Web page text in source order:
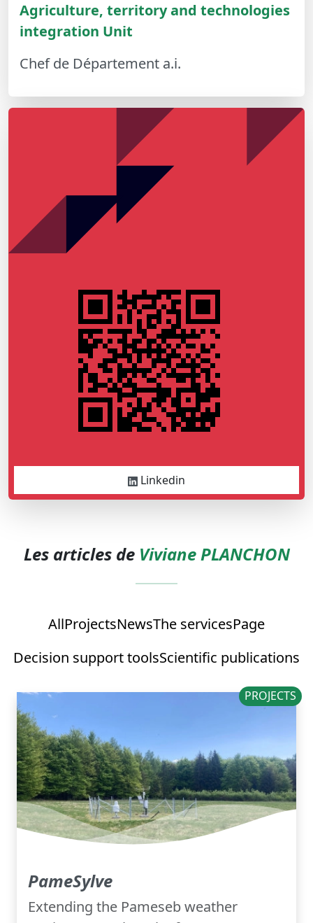
Agriculture, territory and technologies
integration Unit
Chef de Département a.i.
Linkedin
Les articles de Viviane PLANCHON
AllProjectsNewsThe servicesPage
Decision support toolsScientific publications
PROJECTS
PameSylve
Extending the Pameseb weather